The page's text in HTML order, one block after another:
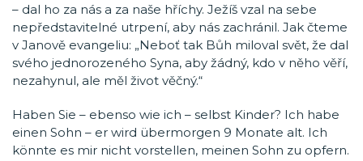
– dal ho za nás a za naše hříchy. Ježíš vzal na sebe
nepředstavitelné utrpení, aby nás zachránil. Jak čteme
v Janově evangeliu: „Neboť tak Bůh miloval svět, že dal
svého jednorozeného Syna, aby žádný, kdo v něho věří,
nezahynul, ale měl život věčný.“
Haben Sie – ebenso wie ich – selbst Kinder? Ich habe
einen Sohn – er wird übermorgen 9 Monate alt. Ich
könnte es mir nicht vorstellen, meinen Sohn zu opfern.